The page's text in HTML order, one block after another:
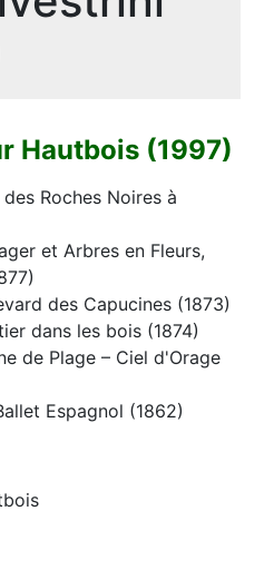
Hautbois (1997)
Roches Noires à
et Arbres en Fleurs,
des Capucines (1873)
dans les bois (1874)
de Plage – Ciel d'Orage
Espagnol (1862)